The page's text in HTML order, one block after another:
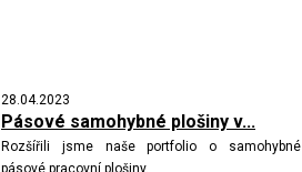
28.04.2023
Pásové samohybné plošiny v...
Rozšířili jsme naše portfolio o samohybné
pásové pracovní plošiny.